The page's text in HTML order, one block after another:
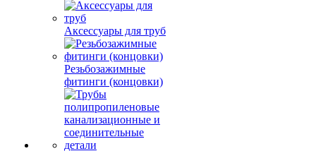
Аксессуары для труб
Резьбозажимные
фитинги (концовки)